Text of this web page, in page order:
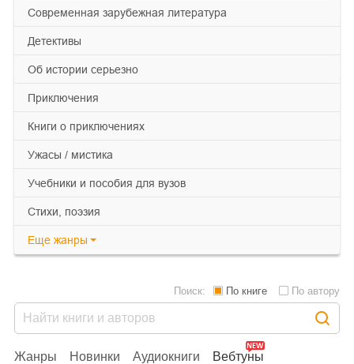
современная зарубежная литература
детективы
об истории серьезно
приключения
книги о приключениях
ужасы / мистика
учебники и пособия для вузов
cтихи, поэзия
Еще жанры
Жанры Новинки Аудиокниги
Вебтуны
Поиск: По книге По автору